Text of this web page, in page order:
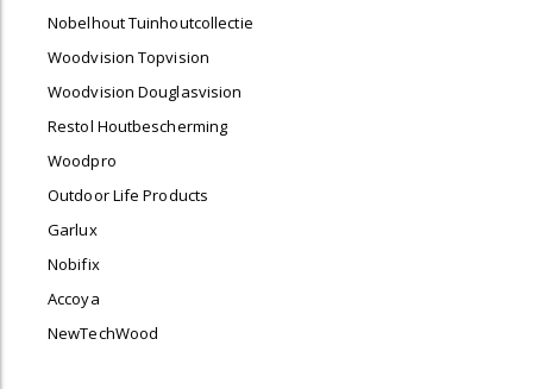
Nobelhout Tuinhoutcollectie
Woodvision Topvision
Woodvision Douglasvision
Restol Houtbescherming
Woodpro
Outdoor Life Products
Garlux
Nobifix
Accoya
NewTechWood